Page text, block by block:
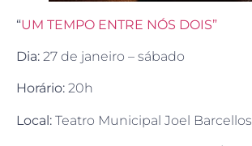
“UM TEMPO ENTRE NÓS DOIS”
Dia: 27 de janeiro – sábado
Horário: 20h
Local: Teatro Municipal Joel Barcellos